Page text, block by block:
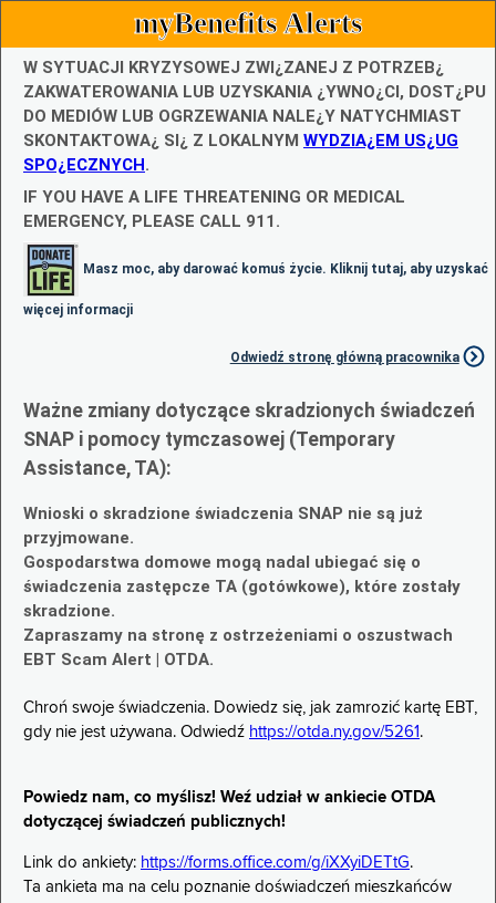
myBenefits Alerts
W SYTUACJI KRYZYSOWEJ ZWI¿ZANEJ Z POTRZEB¿
ZAKWATEROWANIA LUB UZYSKANIA ¿YWNO¿CI, DOST¿PU
DO MEDIÓW LUB OGRZEWANIA NALE¿Y NATYCHMIAST
SKONTAKTOWA¿ SI¿ Z LOKALNYM WYDZIA¿EM US¿UG
SPO¿ECZNYCH.
IF YOU HAVE A LIFE THREATENING OR MEDICAL
EMERGENCY, PLEASE CALL 911.
Masz moc, aby darować komuś życie. Kliknij tutaj, aby uzyskać
więcej informacji
Odwiedź stronę główną pracownika
Ważne zmiany dotyczące skradzionych świadczeń
SNAP i pomocy tymczasowej (Temporary
Assistance, TA):
Wnioski o skradzione świadczenia SNAP nie są już
przyjmowane.
Gospodarstwa domowe mogą nadal ubiegać się o
świadczenia zastępcze TA (gotówkowe), które zostały
skradzione.
Zapraszamy na stronę z ostrzeżeniami o oszustwach
EBT Scam Alert | OTDA.
Chroń swoje świadczenia. Dowiedz się, jak zamrozić kartę EBT,
gdy nie jest używana. Odwiedź https://otda.ny.gov/5261 .
Powiedz nam, co myślisz! Weź udział w ankiecie OTDA
dotyczącej świadczeń publicznych!
Link do ankiety: https://forms.office.com/g/iXXyiDETtG.
Ta ankieta ma na celu poznanie doświadczeń mieszkańców